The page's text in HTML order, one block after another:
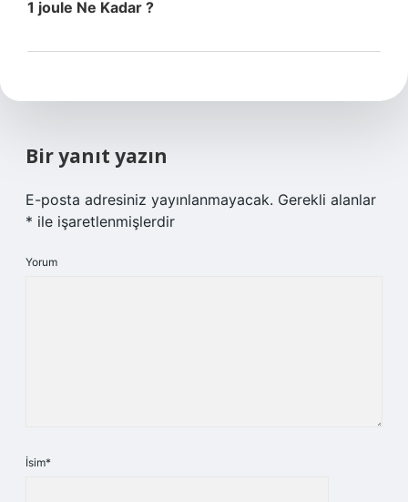
1 joule Ne Kadar ?
Bir yanıt yazın
E-posta adresiniz yayınlanmayacak. Gerekli alanlar
* ile işaretlenmişlerdir
Yorum
İsim*